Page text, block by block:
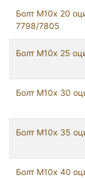
Болт М10х 20
7798/7805
Болт М10х 25
Болт М10х 30
Болт М10х 35
Болт М10х 40